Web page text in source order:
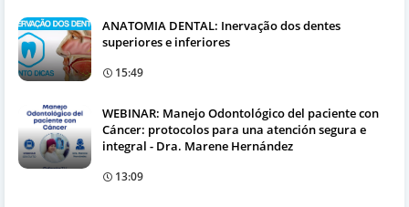
ANATOMIA DENTAL: Inervação dos dentes
superiores e inferiores
15:49
WEBINAR: Manejo Odontológico del paciente con
Cáncer: protocolos para una atención segura e
integral - Dra. Marene Hernández
13:09